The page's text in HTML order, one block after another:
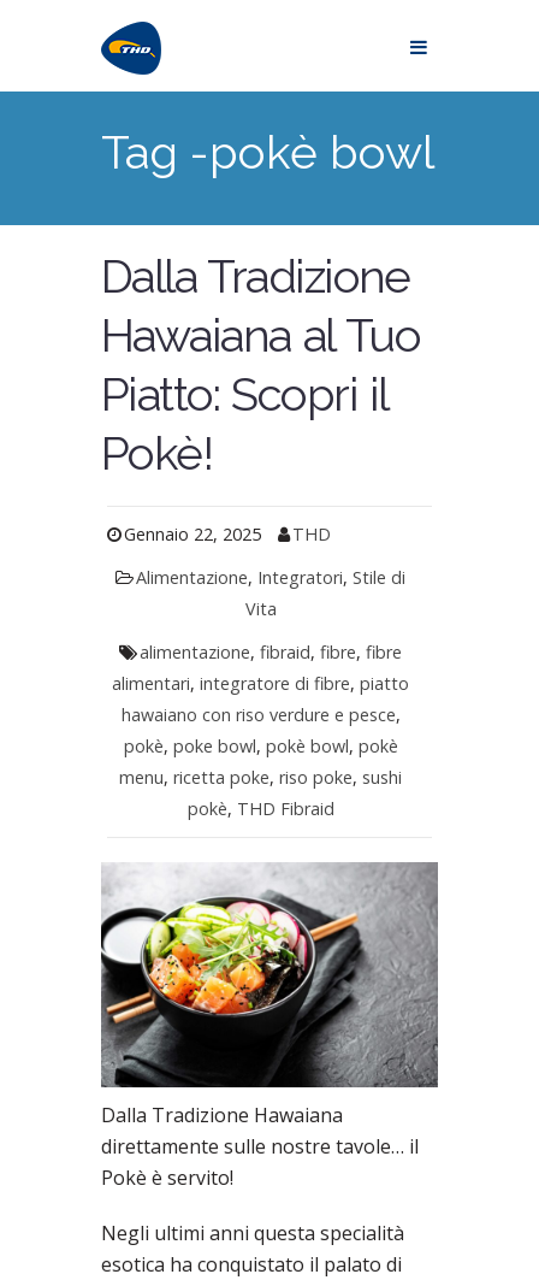
Tag -pokè bowl
Dalla Tradizione
Hawaiana al Tuo
Piatto: Scopri il
Pokè!
Gennaio 22, 2025
THD
Alimentazione, Integratori,Stile di
Vita
alimentazione,fibraid,fibre,fibre
alimentari,integratore di fibre,piatto
hawaiano con riso verdure e pesce,
pokè, poke bowl, pokè bowl, pokè
menu,ricetta poke,riso poke, sushi
pokè, THD Fibraid
Dalla Tradizione Hawaiana
direttamente sulle nostre tavole… il
Pokè è servito!
Negli ultimi anni questa specialità
esotica ha conquistato il palato di